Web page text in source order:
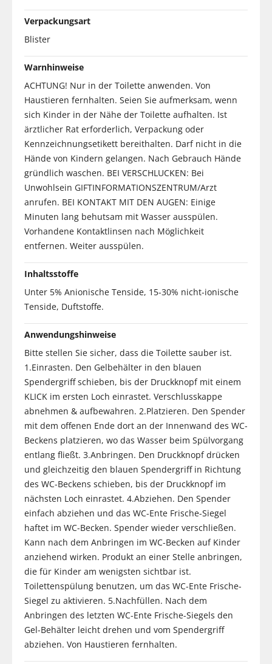
Verpackungsart
Blister
Warnhinweise
ACHTUNG! Nur in der Toilette anwenden. Von
Haustieren fernhalten. Seien Sie aufmerksam, wenn
sich Kinder in der Nähe der Toilette aufhalten. Ist
ärztlicher Rat erforderlich, Verpackung oder
Kennzeichnungsetikett bereithalten. Darf nicht in die
Hände von Kindern gelangen. Nach Gebrauch Hände
gründlich waschen. BEI VERSCHLUCKEN: Bei
Unwohlsein GIFTINFORMATIONSZENTRUM/Arzt
anrufen. BEI KONTAKT MIT DEN AUGEN: Einige
Minuten lang behutsam mit Wasser ausspülen.
Vorhandene Kontaktlinsen nach Möglichkeit
entfernen. Weiter ausspülen.
Inhaltsstoffe
Unter 5% Anionische Tenside, 15-30% nicht-ionische
Tenside, Duftstoffe.
Anwendungshinweise
Bitte stellen Sie sicher, dass die Toilette sauber ist.
1.Einrasten. Den Gelbehälter in den blauen
Spendergriff schieben, bis der Druckknopf mit einem
KLICK im ersten Loch einrastet. Verschlusskappe
abnehmen & aufbewahren. 2.Platzieren. Den Spender
mit dem offenen Ende dort an der Innenwand des WC-
Beckens platzieren, wo das Wasser beim Spülvorgang
entlang fließt. 3.Anbringen. Den Druckknopf drücken
und gleichzeitig den blauen Spendergriff in Richtung
des WC-Beckens schieben, bis der Druckknopf im
nächsten Loch einrastet. 4.Abziehen. Den Spender
einfach abziehen und das WC-Ente Frische-Siegel
haftet im WC-Becken. Spender wieder verschließen.
Kann nach dem Anbringen im WC-Becken auf Kinder
anziehend wirken. Produkt an einer Stelle anbringen,
die für Kinder am wenigsten sichtbar ist.
Toilettenspülung benutzen, um das WC-Ente Frische-
Siegel zu aktivieren. 5.Nachfüllen. Nach dem
Anbringen des letzten WC-Ente Frische-Siegels den
Gel-Behälter leicht drehen und vom Spendergriff
abziehen. Von Haustieren fernhalten.